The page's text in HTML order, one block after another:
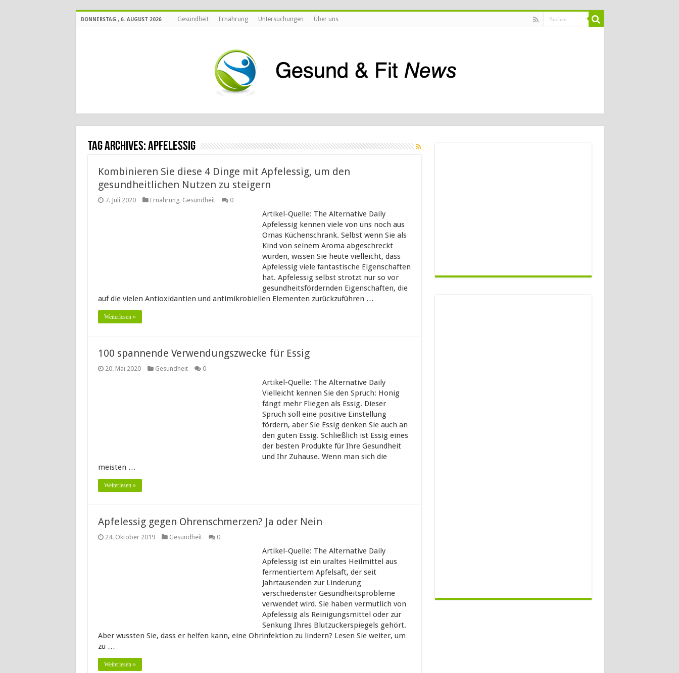
DONNERSTAG , 6. AUGUST 2026 Gesundheit Ernährung Untersuchungen Über uns
Tag Archives:Apfelessig
Kombinieren Sie diese 4 Dinge mit Apfelessig, um den
gesundheitlichen Nutzen zu steigern
7. Juli 2020 Ernährung, Gesundheit 0
Artikel-Quelle: The Alternative Daily
Apfelessig kennen viele von uns noch aus
Omas Küchenschrank. Selbst wenn Sie als
Kind von seinem Aroma abgeschreckt
wurden, wissen Sie heute vielleicht, dass
Apfelessig viele fantastische Eigenschaften
hat. Apfelessig selbst strotzt nur so vor
gesundheitsfördernden Eigenschaften, die
auf die vielen Antioxidantien und antimikrobiellen Elementen zurückzuführen …
Weiterlesen »
100 spannende Verwendungszwecke für Essig
20. Mai 2020 Gesundheit 0
Artikel-Quelle: The Alternative Daily
Vielleicht kennen Sie den Spruch: Honig
fängt mehr Fliegen als Essig. Dieser
Spruch soll eine positive Einstellung
fördern, aber Sie Essig denken Sie auch an
den guten Essig. Schließlich ist Essig eines
der besten Produkte für Ihre Gesundheit
und Ihr Zuhause. Wenn man sich die
meisten …
Weiterlesen »
Apfelessig gegen Ohrenschmerzen? Ja oder Nein
24. Oktober 2019 Gesundheit 0
Artikel-Quelle: The Alternative Daily
Apfelessig ist ein uraltes Heilmittel aus
fermentiertem Apfelsaft, der seit
Jahrtausenden zur Linderung
verschiedenster Gesundheitsprobleme
verwendet wird. Sie haben vermutlich von
Apfelessig als Reinigungsmittel oder zur
Senkung Ihres Blutzuckerspiegels gehört.
Aber wussten Sie, dass er helfen kann, eine Ohrinfektion zu lindern? Lesen Sie weiter, um
zu …
Weiterlesen »